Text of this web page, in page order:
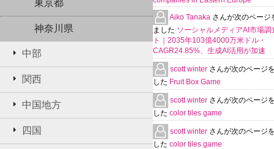
東京都
神奈川県
中部
関西
中国地方
四国
Aiko Tanaka さんが次のページ
ました ソーシャルメディアAI市場調
ト｜2035年103億4000万米ドル・
CAGR24.85%、生成AI活用が加速
scott winter さんが次のページ
した Fruit Box Game
scott winter さんが次のページ
した color tiles game
scott winter さんが次のページ
した color tiles game